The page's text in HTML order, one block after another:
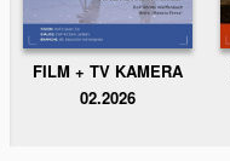
FILM + TV KAMERA
02.2026